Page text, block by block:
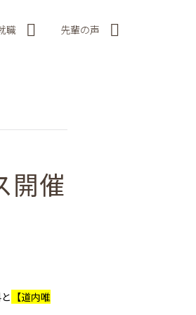
職 先輩の声
開催
と 【道内唯